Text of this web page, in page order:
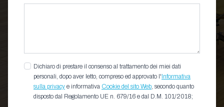
Dichiaro di prestare il consenso al trattamento dei miei dati
personali, dopo aver letto, compreso ed approvato l'Informativa
sulla privacy e informativa Cookie del sito Web , secondo quanto
disposto dal Regolamento UE n. 679/16 e dal D.M. 101/2018;